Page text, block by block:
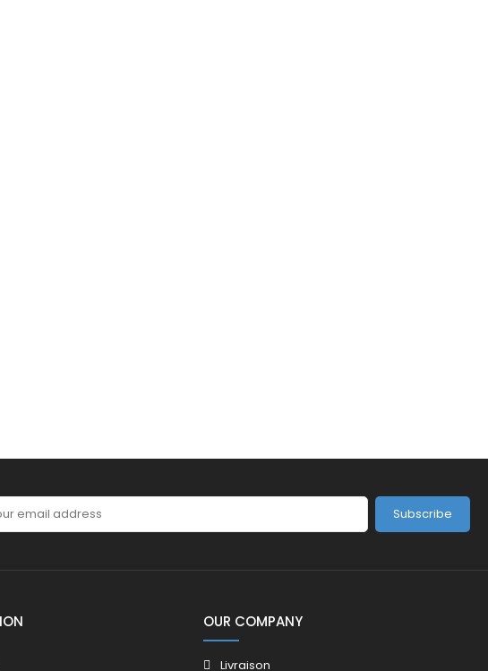
Subscribe
OUR COMPANY
Livraison